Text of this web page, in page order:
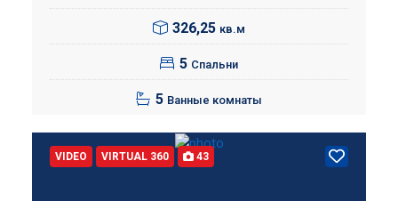
326,25 кв.м
5 Спальни
5 Ванные комнаты
VIDEO VIRTUAL 360 43